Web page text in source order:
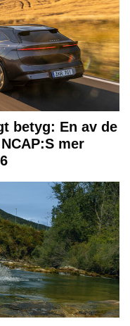
betyg: En av de
mer